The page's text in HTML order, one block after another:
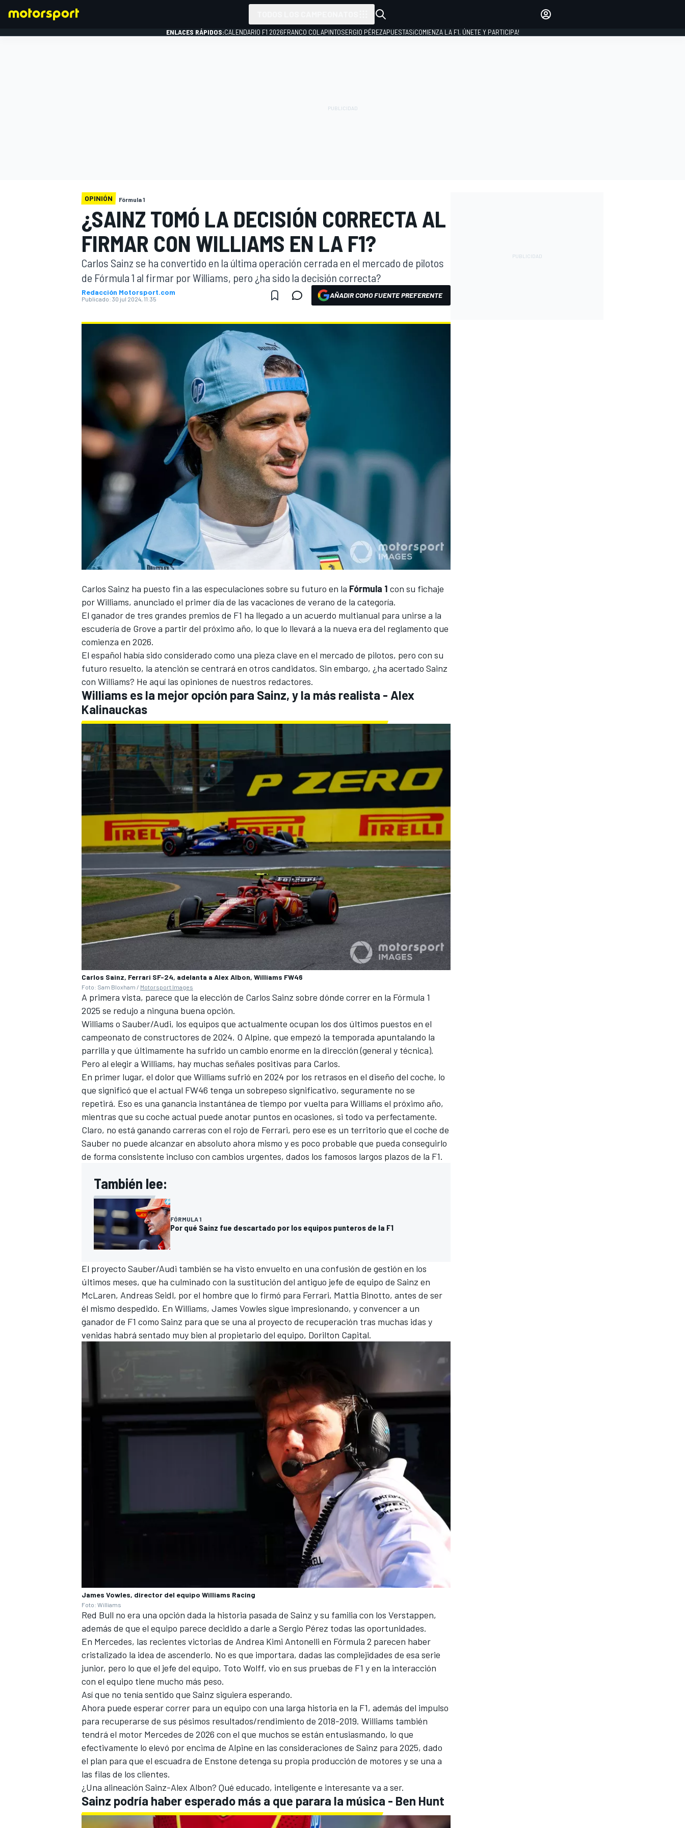
INDYCAR
MOTOGP
NASCAR CUP
FÓRMULA E
WRC
MÁS CATEGORÍAS
INICIAR SESIÓN
ENLACES RÁPIDOS:CALENDARIO F1 2026FRANCO COLAPINTOSERGIO PÉREZAPUESTAS¡COMIENZA LA F1, ÚNETE Y PARTICIPA!
OPINIÓN Fórmula 1
¿SAINZ TOMÓ LA DECISIÓN CORRECTA AL
FIRMAR CON WILLIAMS EN LA F1?
Carlos Sainz se ha convertido en la última operación cerrada en el mercado de pilotos
de Fórmula 1 al firmar por Williams, pero ¿ha sido la decisión correcta?
Redacción Motorsport.com
Publicado: 30 jul 2024, 11:35 AÑADIR COMO FUENTE PREFERENTE
Carlos Sainz ha puesto fin a las especulaciones sobre su futuro en la Fórmula 1 con su fichaje
porWilliams, anunciado el primer día de las vacaciones de verano de la categoría.
El ganador de tres grandes premios de F1 ha llegado a un acuerdo multianual para unirse a la
escudería de Grove a partir del próximo año, lo que lo llevará a la nueva era del reglamento que
comienza en 2026.
El español había sido considerado como una pieza clave en el mercado de pilotos, pero con su
futuro resuelto, la atención se centrará en otros candidatos. Sin embargo, ¿ha acertado Sainz
con Williams? He aquí las opiniones de nuestros redactores.
Williams es la mejor opción para Sainz, y la más realista - Alex
Kalinauckas
Carlos Sainz, Ferrari SF-24, adelanta a Alex Albon, Williams FW46
Foto: Sam Bloxham / Motorsport Images
A primera vista, parece que la elección de Carlos Sainz sobre dónde correr en la Fórmula 1
2025 se redujo a ninguna buena opción.
Williams o Sauber/Audi, los equipos que actualmente ocupan los dos últimos puestos en el
campeonato de constructores de 2024. O Alpine, que empezó la temporada apuntalando la
parrilla y que últimamente ha sufrido un cambio enorme en la dirección (general y técnica).
Pero al elegir a Williams, hay muchas señales positivas para Carlos.
En primer lugar, el dolor que Williams sufrió en 2024 por los retrasos en el diseño del coche, lo
que significó que el actual FW46 tenga un sobrepeso significativo, seguramente no se
repetirá. Eso es una ganancia instantánea de tiempo por vuelta para Williams el próximo año,
mientras que su coche actual puede anotar puntos en ocasiones, si todo va perfectamente.
Claro, no está ganando carreras con el rojo de Ferrari, pero ese es un territorio que el coche de
Sauber no puede alcanzar en absoluto ahora mismo y es poco probable que pueda conseguirlo
de forma consistente incluso con cambios urgentes, dados los famosos largos plazos de la F1.
También lee:
FÓRMULA 1
Por qué Sainz fue descartado por los equipos punteros de la F1
El proyecto Sauber/Audi también se ha visto envuelto en una confusión de gestión en los
últimos meses, que ha culminado con la sustitución del antiguo jefe de equipo de Sainz en
McLaren, Andreas Seidl, por el hombre que lo firmó para Ferrari, Mattia Binotto, antes de ser
él mismo despedido. En Williams, James Vowles sigue impresionando, y convencer a un
ganador de F1 como Sainz para que se una al proyecto de recuperación tras muchas idas y
venidas habrá sentado muy bien al propietario del equipo, Dorilton Capital.
James Vowles, director del equipo Williams Racing
Foto: Williams
Red Bull no era una opción dada la historia pasada de Sainz y su familia con los Verstappen,
además de que el equipo parece decidido a darle a Sergio Pérez todas las oportunidades.
En Mercedes, las recientes victorias de Andrea Kimi Antonelli en Fórmula 2 parecen haber
cristalizado la idea de ascenderlo. No es que importara, dadas las complejidades de esa serie
junior, pero lo que el jefe del equipo, Toto Wolff, vio en sus pruebas de F1 y en la interacción
con el equipo tiene mucho más peso.
Así que no tenía sentido que Sainz siguiera esperando.
Ahora puede esperar correr para un equipo con una larga historia en la F1, además del impulso
para recuperarse de sus pésimos resultados/rendimiento de 2018-2019. Williams también
tendrá el motor Mercedes de 2026 con el que muchos se están entusiasmando, lo que
efectivamente lo elevó por encima de Alpine en las consideraciones de Sainz para 2025, dado
el plan para que el escuadra de Enstone detenga su propia producción de motores y se una a
las filas de los clientes.
¿Una alineación Sainz-Alex Albon? Qué educado, inteligente e interesante va a ser.
Sainz podría haber esperado más a que parara la música - Ben Hunt